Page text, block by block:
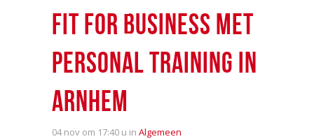
FIT FOR BUSINESS MET
PERSONAL TRAINING IN
ARNHEM
04 nov om 17:40 u in Algemeen